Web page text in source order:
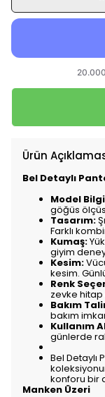
Ürün
Bel Detaylı
Model
göğüs
Tasarım:
Farklı
Kumaş:
giyim
Kesim:
kesim.
Renk
zevke
Bakım
bakım
Kullanım
günlerde
Bel Detaylı
konforu bir
Manken Üzeri